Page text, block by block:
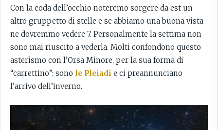
Con la coda dell’occhio noteremo sorgere da est un
altro gruppetto di stelle e se abbiamo una buona vista
ne dovremmo vedere 7. Personalmente la settima non
sono mai riuscito a vederla. Molti confondono questo
asterismo con l’Orsa Minore, per la sua forma di
“carrettino”: sono le Pleiadi e ci preannunciano
l’arrivo dell’inverno.